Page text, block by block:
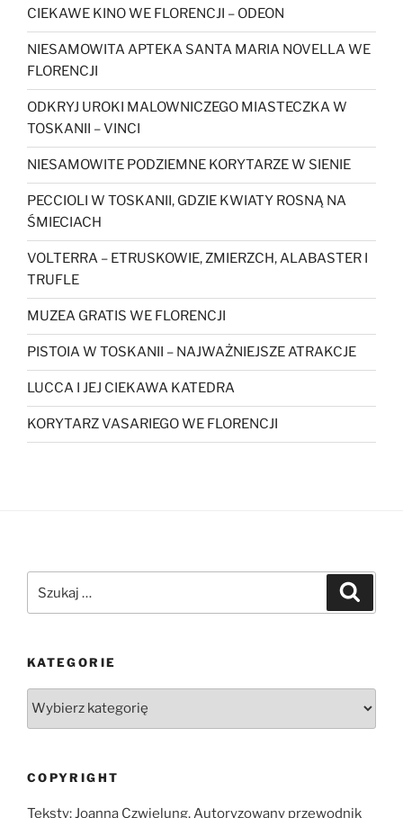
CIEKAWE KINO WE FLORENCJI – ODEON
NIESAMOWITA APTEKA SANTA MARIA NOVELLA WE
FLORENCJI
ODKRYJ UROKI MALOWNICZEGO MIASTECZKA W
TOSKANII – VINCI
NIESAMOWITE PODZIEMNE KORYTARZE W SIENIE
PECCIOLI W TOSKANII, GDZIE KWIATY ROSNĄ NA
ŚMIECIACH
VOLTERRA – ETRUSKOWIE, ZMIERZCH, ALABASTER I
TRUFLE
MUZEA GRATIS WE FLORENCJI
PISTOIA W TOSKANII – NAJWAŻNIEJSZE ATRAKCJE
LUCCA I JEJ CIEKAWA KATEDRA
KORYTARZ VASARIEGO WE FLORENCJI
KATEGORIE
COPYRIGHT
Teksty: Joanna Czwielung. Autoryzowany przewodnik